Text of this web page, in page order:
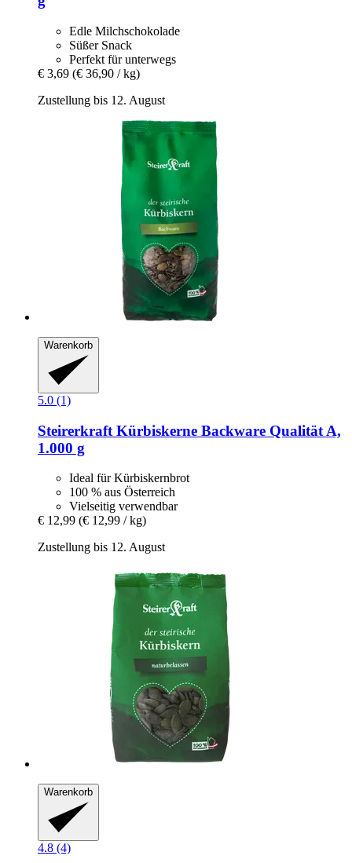
Edle Milchschokolade
Süßer Snack
Perfekt für unterwegs
€ 3,69 (€ 36,90 / kg)
Zustellung bis 12. August
Warenkorb
5.0 (1)
Steirerkraft Kürbiskerne Backware Qualität A,
1.000 g
Ideal für Kürbiskernbrot
100 % aus Österreich
Vielseitig verwendbar
€ 12,99 (€ 12,99 / kg)
Zustellung bis 12. August
Warenkorb
4.8 (4)